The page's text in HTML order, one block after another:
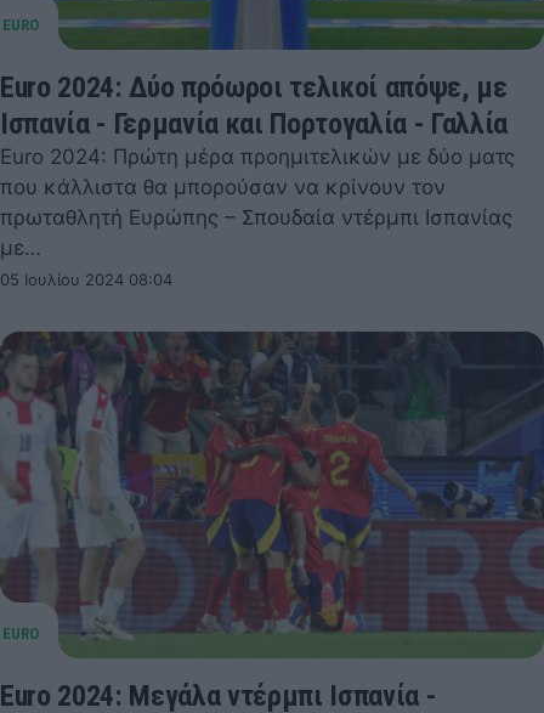
Euro 2024: Δύο πρόωροι τελικοί απόψε, με
Ισπανία - Γερμανία και Πορτογαλία - Γαλλία
Euro 2024: Πρώτη μέρα προημιτελικών με δύο ματς
που κάλλιστα θα μπορούσαν να κρίνουν τον
πρωταθλητή Ευρώπης – Σπουδαία ντέρμπι Ισπανίας
με…
05 Ιουλίου 2024 08:04
Euro 2024: Μεγάλα ντέρμπι Ισπανία -